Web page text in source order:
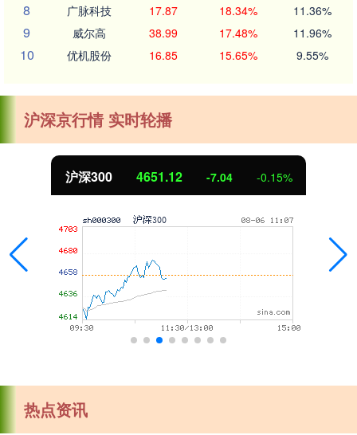
8 广脉科技 17.87 18.34% 11.36%
9 威尔高 38.99 17.48% 11.96%
10 优机股份 16.85 15.65% 9.55%
沪深京行情 实时轮播
-7.04 -0.15%
热点资讯